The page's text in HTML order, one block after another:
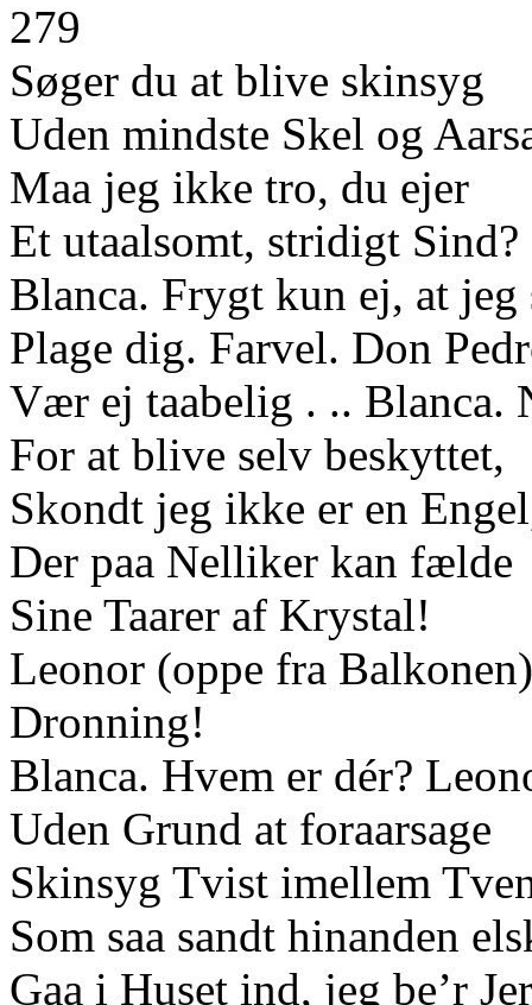
279
Søger du at blive skinsyg
Uden mindste Skel og
Maa jeg ikke tro, du ejer
Et utaalsomt, stridigt Sind?
Blanca. Frygt kun ej, at jeg
Plage dig. Farvel. Don
Vær ej taabelig . .. Blanca.
For at blive selv beskyttet,
Skondt jeg ikke er en
Der paa Nelliker kan fælde
Sine Taarer af Krystal!
Leonor (oppe fra
Dronning!
Blanca. Hvem er dér?
Uden Grund at foraarsage
Skinsyg Tvist imellem
Som saa sandt hinanden
Gaa i Huset ind, jeg be’r